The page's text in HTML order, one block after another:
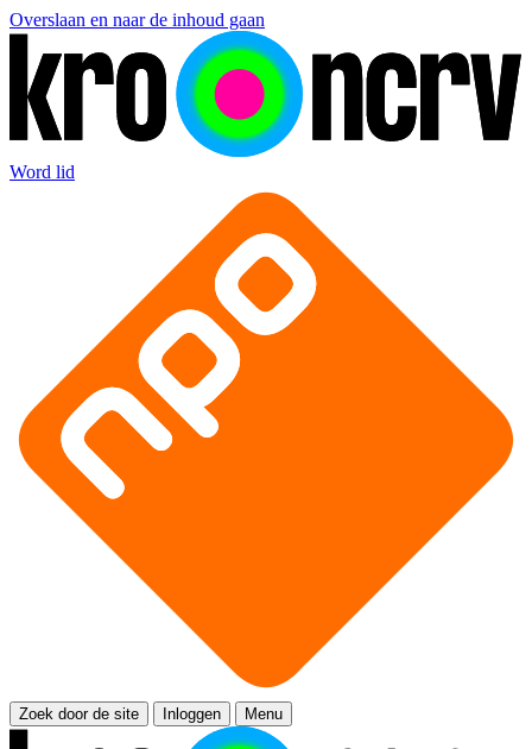
Overslaan en naar de inhoud gaan
Word lid
Zoek door de site Inloggen Menu